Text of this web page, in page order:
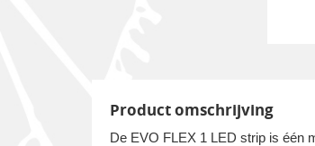
Product omschrijving
De EVO FLEX 1 LED strip is één